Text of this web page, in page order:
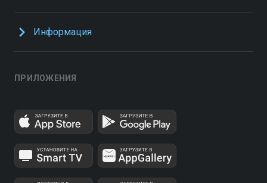
Информация
ПРИЛОЖЕНИЯ